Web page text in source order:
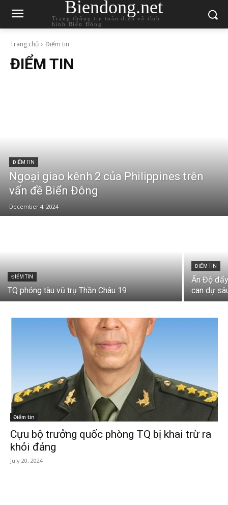
Biendong.net
Trang thông tin toàn diện về tình
hình Biển Đông
Trang chủ Điểm tin
ĐIỂM TIN
ĐIỂM TIN
Ngoại giao kênh 2 của Philippines trên
vấn đề Biển Đông
December 4, 2024
ĐIỂM TIN
TQ phóng tàu vũ trụ Thần Châu 19
ĐIỂM TIN
Ấn Độ
can dự
Điểm tin
Cựu bộ trưởng quốc phòng TQ bị khai trừ ra
khỏi đảng
July 20, 2024